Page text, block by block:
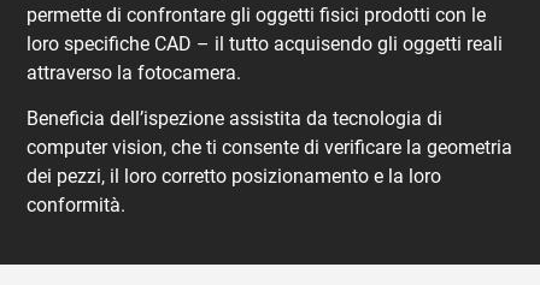
permette di confrontare gli oggetti fisici prodotti con le
loro specifiche CAD – il tutto acquisendo gli oggetti reali
attraverso la fotocamera.
Beneficia dell’ispezione assistita da tecnologia di
computer vision, che ti consente di verificare la geometria
dei pezzi, il loro corretto posizionamento e la loro
conformità.